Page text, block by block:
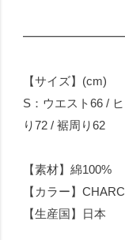
【サイズ】(cm)
S：ウエスト66 /
り72 / 裾周り62
【素材】綿100%
【カラー】
【生産国】日本